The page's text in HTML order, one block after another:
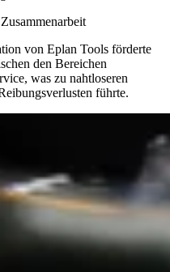
von Eplan Tools förderte
den Bereichen
was zu nahtloseren
führte.